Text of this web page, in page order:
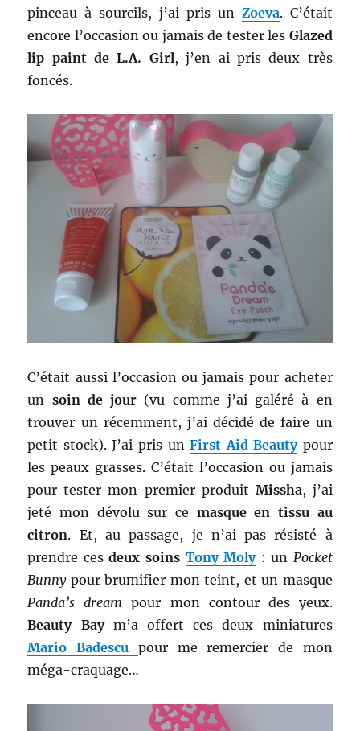
pinceau à sourcils, j’ai pris un Zoeva. C’était
encore l’occasion ou jamais de tester les Glazed
lip paint de L.A. Girl, j’en ai pris deux très
foncés.
C’était aussi l’occasion ou jamais pour acheter
un soin de jour (vu comme j’ai galéré à en
trouver un récemment, j’ai décidé de faire un
petit stock). J’ai pris unFirst Aid Beautypour
les peaux grasses. C’était l’occasion ou jamais
pour tester mon premier produit Missha, j’ai
jeté mon dévolu sur ce masque en tissu au
citron. Et, au passage, je n’ai pas résisté à
prendre cesdeux soins Tony Moly: un Pocket
Bunnypour brumifier mon teint, et un masque
Panda’s dream pour mon contour des yeux.
Beauty Baym’a offert ces deux miniatures
Mario Badescu
pour me remercier de mon
méga-craquage…